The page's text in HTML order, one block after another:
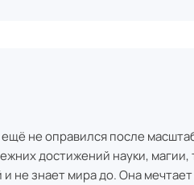
не оправился после
достижений науки,
не знает мира до. Она